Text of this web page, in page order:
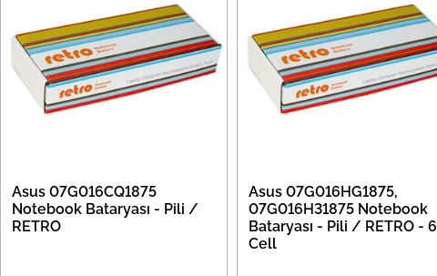
Asus 07G016CQ1875
Notebook Bataryası - Pili /
RETRO
Asus 07G016HG1875,
07G016H31875 Notebook
Bataryası - Pili / RETRO - 6
Cell